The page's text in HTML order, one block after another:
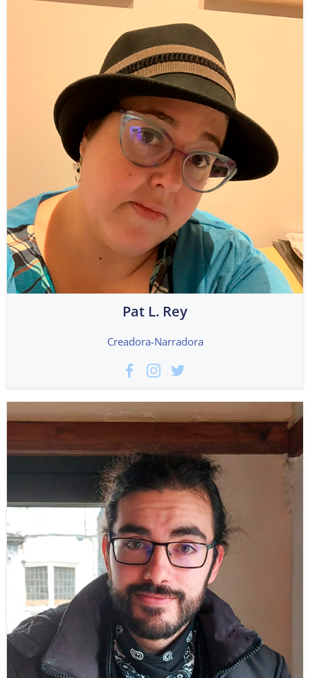
Pat L. Rey
Creadora-Narradora